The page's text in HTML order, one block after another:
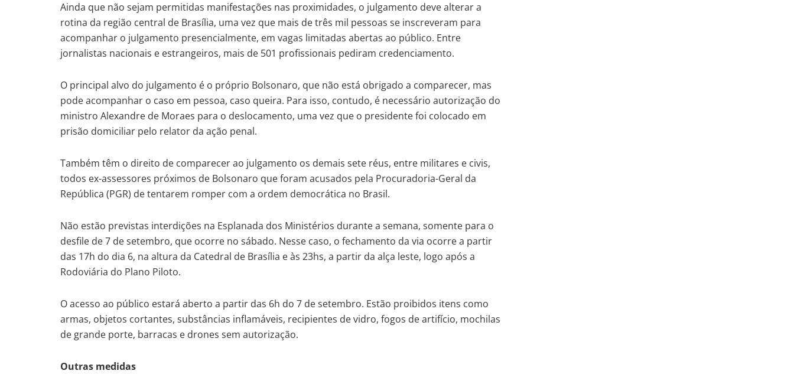
Ainda que não sejam permitidas manifestações nas proximidades, o julgamento deve alterar a
rotina da região central de Brasília, uma vez que mais de três mil pessoas se inscreveram para
acompanhar o julgamento presencialmente, em vagas limitadas abertas ao público. Entre
jornalistas nacionais e estrangeiros, mais de 501 profissionais pediram credenciamento.
O principal alvo do julgamento é o próprio Bolsonaro, que não está obrigado a comparecer, mas
pode acompanhar o caso em pessoa, caso queira. Para isso, contudo, é necessário autorização do
ministro Alexandre de Moraes para o deslocamento, uma vez que o presidente foi colocado em
prisão domiciliar pelo relator da ação penal.
Também têm o direito de comparecer ao julgamento os demais sete réus, entre militares e civis,
todos ex-assessores próximos de Bolsonaro que foram acusados pela Procuradoria-Geral da
República (PGR) de tentarem romper com a ordem democrática no Brasil.
Não estão previstas interdições na Esplanada dos Ministérios durante a semana, somente para o
desfile de 7 de setembro, que ocorre no sábado. Nesse caso, o fechamento da via ocorre a partir
das 17h do dia 6, na altura da Catedral de Brasília e às 23hs, a partir da alça leste, logo após a
Rodoviária do Plano Piloto.
O acesso ao público estará aberto a partir das 6h do 7 de setembro. Estão proibidos itens como
armas, objetos cortantes, substâncias inflamáveis, recipientes de vidro, fogos de artifício, mochilas
de grande porte, barracas e drones sem autorização.
Outras medidas